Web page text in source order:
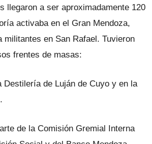
llegaron a ser aproximadamente 120
activaba en el Gran Mendoza,
militantes en San Rafael. Tuvieron
frentes de masas:
Destilería de Luján de Cuyo y en la
de la Comisión Gremial Interna